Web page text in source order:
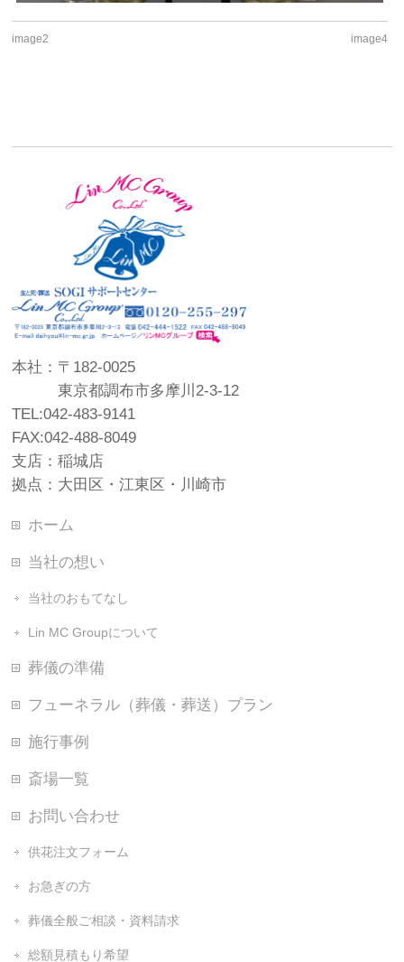
image2 image4
本社：〒182-0025
東京都調布市多摩川2-3-12
TEL:042-483-9141
FAX:042-488-8049
支店：稲城店
拠点：大田区・江東区・川崎市
ホーム
当社の想い
当社のおもてなし
Lin MC Groupについて
葬儀の準備
フューネラル（葬儀・葬送）プラン
施行事例
斎場一覧
お問い合わせ
供花注文フォーム
お急ぎの方
葬儀全般ご相談・資料請求
総額見積もり希望